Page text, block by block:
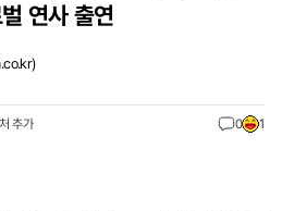
연사 출연
)
추가 0 1